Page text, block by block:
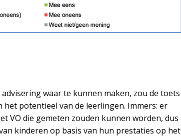
waar te kunnen maken, zou de toets
het potentieel van de leerlingen. Immers: er
VO die gemeten zouden kunnen worden, dus
kinderen op basis van hun prestaties op het